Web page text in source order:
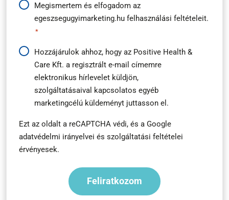
Adatkezelési
útmutató
Megismertem és elfogadom az
egeszsegugyimarketing.hu felhasználási feltételeit.
*
Hírlevél
feliratkozás
Hozzájárulok ahhoz, hogy az Positive Health &
Care Kft. a regisztrált e-mail címemre
elektronikus hírlevelet küldjön,
szolgáltatásaival kapcsolatos egyéb
marketingcélú küldeményt juttasson el.
Ezt az oldalt a reCAPTCHA védi, és a Google
adatvédelmi irányelvei és szolgáltatási feltételei
érvényesek.